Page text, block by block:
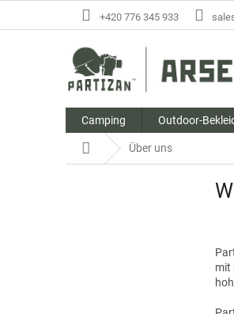
+420 776 345 933
Camping Outdoor-
StartseiteÜber uns
mit